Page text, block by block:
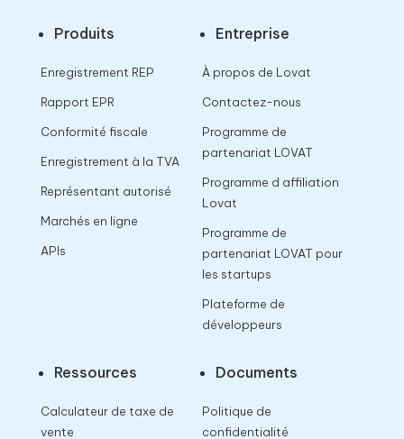
Produits
Enregistrement REP
Rapport EPR
Conformité fiscale
Enregistrement à la TVA
Représentant autorisé
Marchés en ligne
APIs
Entreprise
À propos de Lovat
Contactez-nous
Programme de
partenariat LOVAT
Programme d affiliation
Lovat
Programme de
partenariat LOVAT pour
les startups
Plateforme de
développeurs
Ressources
Calculateur de taxe de
vente
Documents
Politique de
confidentialité